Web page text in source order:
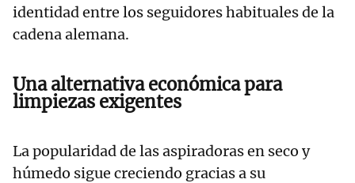
identidad entre los seguidores habituales de la
cadena alemana.
Una alternativa económica para
limpiezas exigentes
La popularidad de las aspiradoras en seco y
húmedo sigue creciendo gracias a su